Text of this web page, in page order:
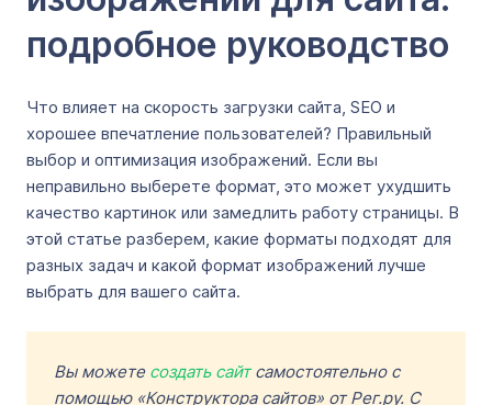
подробное руководство
Что влияет на скорость загрузки сайта, SEO и
хорошее впечатление пользователей? Правильный
выбор и оптимизация изображений. Если вы
неправильно выберете формат, это может ухудшить
качество картинок или замедлить работу страницы. В
этой статье разберем, какие форматы подходят для
разных задач и какой формат изображений лучше
выбрать для вашего сайта.
Вы можете создать сайтсамостоятельно с
помощью «Конструктора сайтов» от Рег.ру. С